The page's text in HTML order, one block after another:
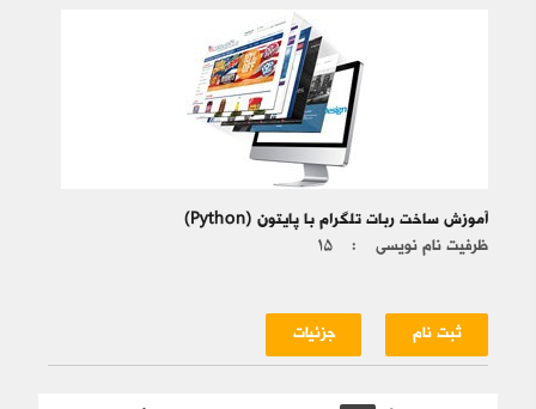
آموزش ساخت ربات تلگرام با پایتون (Python)
ظرفیت نام نویسی : ۱۵
ثبت نام جزئیات